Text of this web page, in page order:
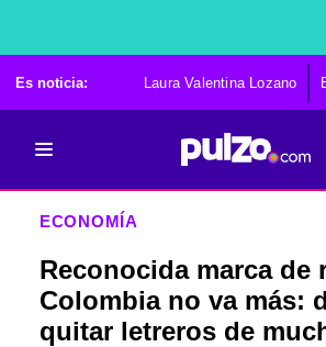
Es noticia: Laura Valentina Lozano
ECONOMÍA
Reconocida marca de
Colombia no va más:
quitar letreros de